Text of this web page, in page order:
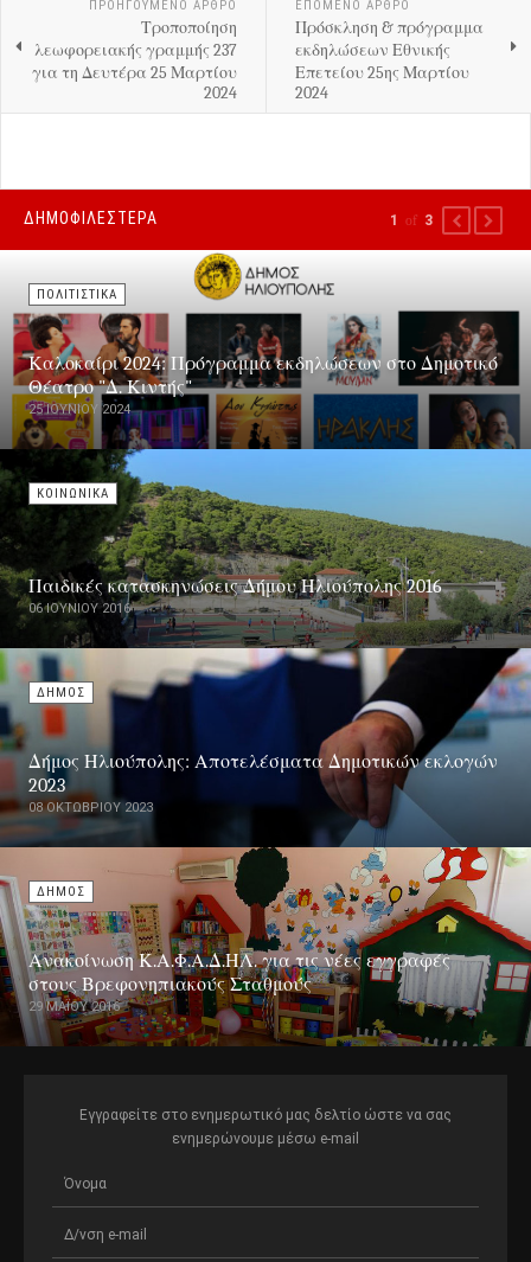
ΠΡΟΗΓΟΎΜΕΝΟ ΑΡΘΡΟ
Τροποποίηση
λεωφορειακής γραμμής 237
για τη Δευτέρα 25 Μαρτίου
2024
ΕΠΟΜΕΝΟ ΑΡΘΡΟ
Πρόσκληση & πρόγραμμα
εκδηλώσεων Εθνικής
Επετείου 25ης Μαρτίου
2024
ΔΗΜΟΦΙΛΕΣΤΕΡΑ
ΠΟΛΙΤΙΣΤΙΚΑ
Καλοκαίρι 2024: Πρόγραμμα εκδηλώσεων στο Δημοτικό
Θέατρο "Δ. Κιντής"
25 ΙΟΥΝΊΟΥ 2024
ΚΟΙΝΩΝΙΚΑ
Παιδικές κατασκηνώσεις Δήμου Ηλιούπολης 2016
06 ΙΟΥΝΊΟΥ 2016
ΔΗΜΟΣ
Δήμος Ηλιούπολης: Αποτελέσματα Δημοτικών εκλογών
2023
08 ΟΚΤΩΒΡΊΟΥ 2023
ΔΗΜΟΣ
Ανακοίνωση Κ.Α.Φ.Α.Δ.ΗΛ. για τις νέες εγγραφές
στους Βρεφονηπιακούς Σταθμούς
29 ΜΑΪ́ΟΥ 2016
1 of 3 PREVIOUS
NEXT
Εγγραφείτε στο ενημερωτικό μας δελτίο ώστε να σας
ενημερώνουμε μέσω e-mail